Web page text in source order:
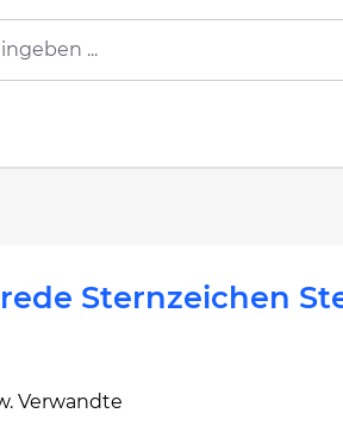
Sternzeichen
Verwandte